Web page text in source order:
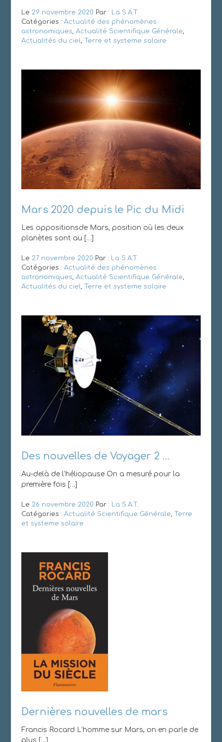
Le 29 novembre 2020 Par :
La S.A.T.
Catégories : Actualité des phénomènes
astronomiques Actualité Scientifique Générale
Actualités du ciel Terre et systeme solaire
Mars 2020 depuis le Pic du Midi
Les oppositionsde Mars, position où les deux
planètes sont au […]
Le 27 novembre 2020 Par : La S.A.T.
Catégories : Actualité des phénomènes
astronomiques, Actualité Scientifique Générale,
Actualités du ciel, Terre et systeme solaire
Des nouvelles de Voyager 2 …
Au-delà de l’héliopause On a mesuré pour la
première fois […]
Le 26 novembre 2020 Par : La S.A.T.
Catégories : Actualité Scientifique Générale,
Terre
et systeme solaire
Dernières nouvelles de mars
Francis Rocard L’homme sur Mars, on en parle de
plus […]